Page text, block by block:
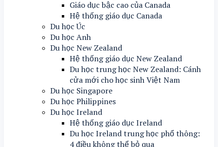
Giáo dục bậc cao của Canada
Hệ thống giáo dục Canada
Du học Úc
Du học Anh
Du học New Zealand
Hệ thống giáo dục New Zealand
Du học trung học New Zealand: Cánh
cửa mới cho học sinh Việt Nam
Du học Singapore
Du học Philippines
Du học Ireland
Hệ thống giáo dục Ireland
Du học Ireland trung học phổ thông:
4 điều không thể bỏ qua